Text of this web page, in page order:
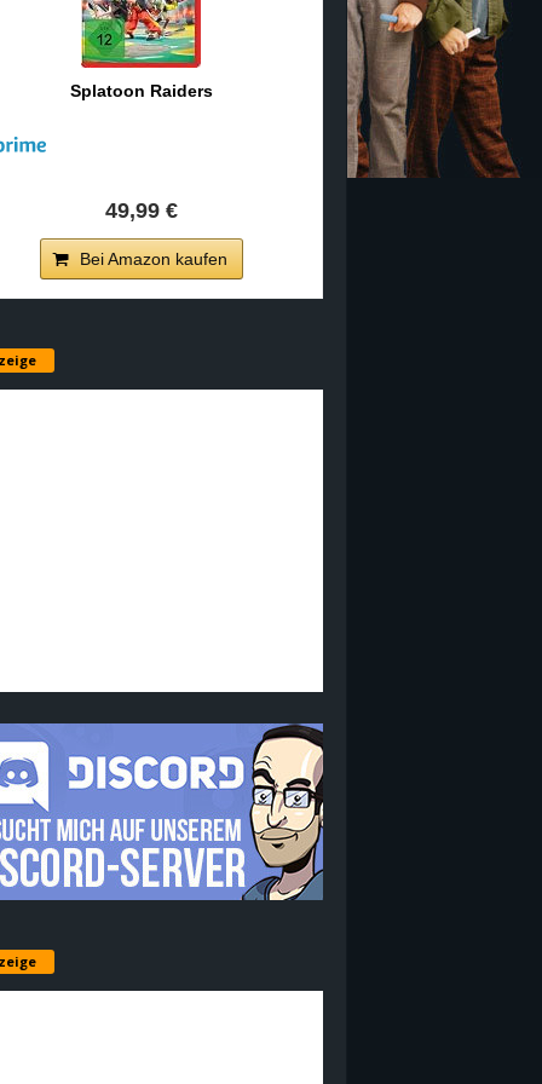
Splatoon Raiders
49,99 €
Bei Amazon kaufen